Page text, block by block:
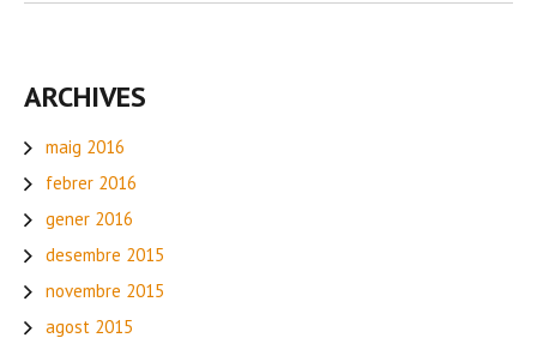
ARCHIVES
maig 2016
febrer 2016
gener 2016
desembre 2015
novembre 2015
agost 2015